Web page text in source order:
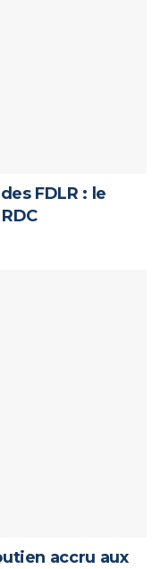
FDLR : le
accru aux